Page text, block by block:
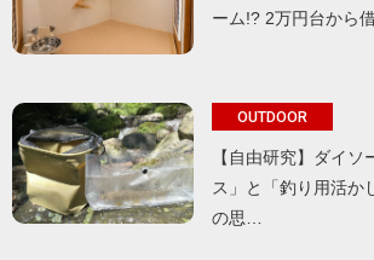
ーム!? 2万円台から
OUTDOOR
【自由研究】ダイ
ス」と「釣り用活か
の思…